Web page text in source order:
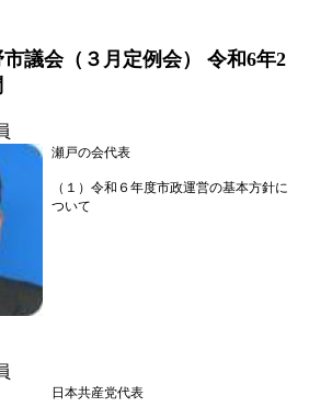
議会（３月定例会） 令和6年2
瀬戸の会代表
（１）令和６年度市政運営の基本方針に
ついて
日本共産党代表